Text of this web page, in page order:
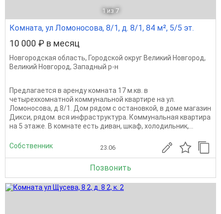
1 из 7
Комната, ул Ломоносова, 8/1, д. 8/1, 84 м², 5/5 эт.
10 000 ₽ в месяц
Новгородская область, Городской округ Великий Новгород,
Великий Новгород, Западный р-н
Предлагается в аренду комната 17 м.кв. в
четырехкомнатной коммунальной квартире на ул.
Ломоносова, д.8/1. Дом рядом с остановкой, в доме магазин
Дикси, рядом. вся инфраструктура. Коммунальная квартира
на 5 этаже. В комнате есть диван, шкаф, холодильник,...
Собственник 23.06
Позвонить